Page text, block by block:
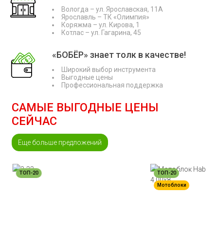
Вологда – ул. Ярославская, 11А
Ярославль – ТК «Олимпия»
Коряжма – ул. Кирова, 1
Котлас – ул. Гагарина, 45
«БОБЁР» знает толк в качестве!
Широкий выбор инструмента
Выгодные цены
Профессиональная поддержка
САМЫЕ ВЫГОДНЫЕ ЦЕНЫ
СЕЙЧАС
Еще больше предложений
ТОП-20
ТОП-20
Мотоблоки